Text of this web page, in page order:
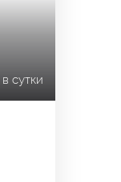
в сутки